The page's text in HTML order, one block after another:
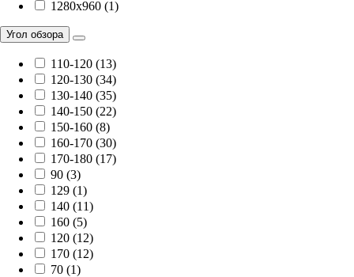
1280x960 (1)
Угол обзора
110-120 (13)
120-130 (34)
130-140 (35)
140-150 (22)
150-160 (8)
160-170 (30)
170-180 (17)
90 (3)
129 (1)
140 (11)
160 (5)
120 (12)
170 (12)
70 (1)